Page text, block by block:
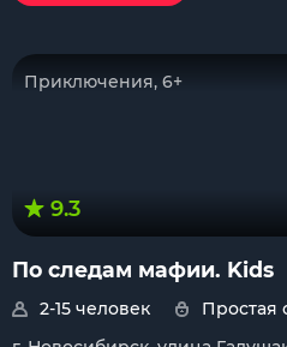
Приключения, 6+
9.3
По следам мафии. Kids
2-15 человек
Простая